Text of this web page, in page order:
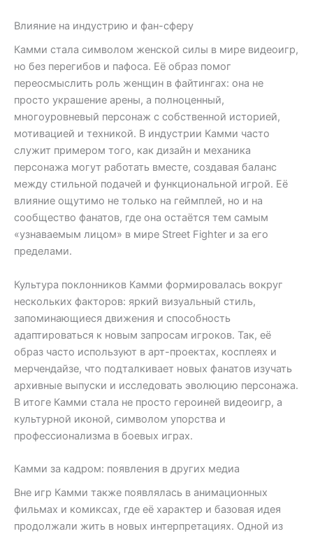
Влияние на индустрию и фан-сферу
Камми стала символом женской силы в мире видеоигр,
но без перегибов и пафоса. Её образ помог
переосмыслить роль женщин в файтингах: она не
просто украшение арены, а полноценный,
многоуровневый персонаж с собственной историей,
мотивацией и техникой. В индустрии Камми часто
служит примером того, как дизайн и механика
персонажа могут работать вместе, создавая баланс
между стильной подачей и функциональной игрой. Её
влияние ощутимо не только на геймплей, но и на
сообщество фанатов, где она остаётся тем самым
«узнаваемым лицом» в мире Street Fighter и за его
пределами.
Культура поклонников Камми формировалась вокруг
нескольких факторов: яркий визуальный стиль,
запоминающиеся движения и способность
адаптироваться к новым запросам игроков. Так, её
образ часто используют в арт-проектах, косплеях и
мерчендайзе, что подталкивает новых фанатов изучать
архивные выпуски и исследовать эволюцию персонажа.
В итоге Камми стала не просто героиней видеоигр, а
культурной иконой, символом упорства и
профессионализма в боевых играх.
Камми за кадром: появления в других медиа
Вне игр Камми также появлялась в анимационных
фильмах и комиксах, где её характер и базовая идея
продолжали жить в новых интерпретациях. Одной из